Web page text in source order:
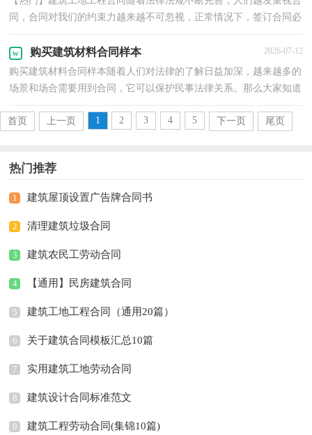
同，合同对我们的约束力越来越不可忽视，正常情况下，签订合同必
购买建筑材料合同样本 2026-07-12
购买建筑材料合同样本随着人们对法律的了解日益加深，越来越多的
场景和场合需要用到合同，它可以保护民事法律关系。那么大家知道
首页
上一页 1 2 3 4 5 下一页 尾页
热门推荐
1 建筑屋顶设置广告牌合同书
2 清理建筑垃圾合同
3 建筑农民工劳动合同
4 【通用】民房建筑合同
5 建筑工地工程合同（通用20篇）
6 关于建筑合同模板汇总10篇
7 实用建筑工地劳动合同
8 建筑设计合同标准范文
9 建筑工程劳动合同(集锦10篇)